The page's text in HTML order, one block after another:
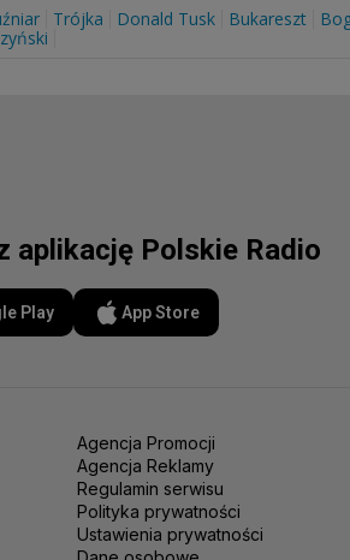
Trójka Donald Tusk Bukareszt
aplikację Polskie Radio
Play App Store
Agencja Promocji
Agencja Reklamy
Regulamin serwisu
Polityka prywatności
Ustawienia prywatności